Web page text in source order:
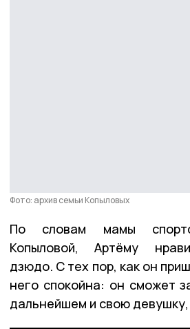
Фото: архив семьи Копыловых
По словам мамы
Копыловой, Артёму
дзюдо. С тех пор, как он
него спокойна: он сможет
дальнейшем и свою